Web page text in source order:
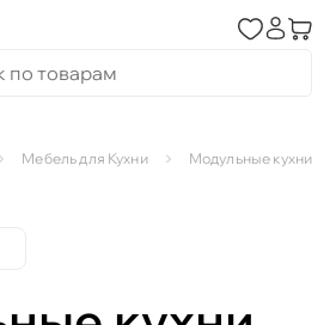
Мебель для Кухни Модульные кухни